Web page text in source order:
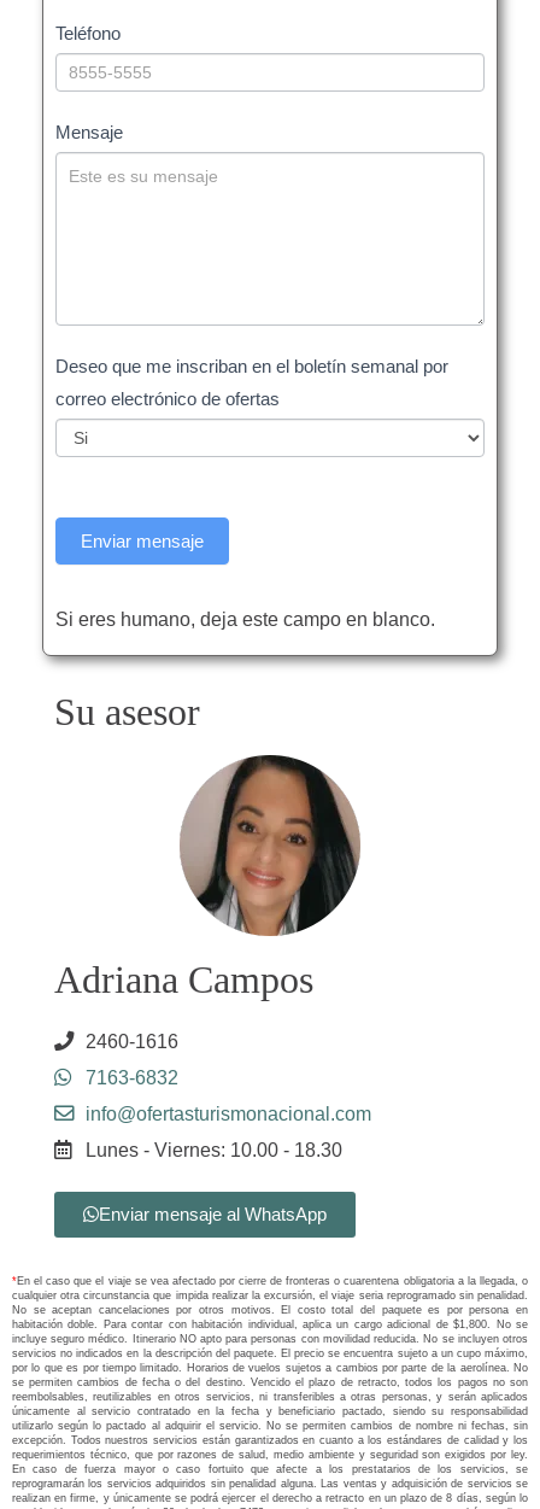
Teléfono
Mensaje
Deseo que me inscriban en el boletín semanal por
correo electrónico de ofertas
Enviar mensaje
Si eres humano, deja este campo en blanco.
Su asesor
Adriana Campos
2460-1616
7163-6832
info@ofertasturismonacional.com
Lunes - Viernes: 10.00 - 18.30
Enviar mensaje al WhatsApp
*En el caso que el viaje se vea afectado por cierre de fronteras o cuarentena obligatoria a la llegada, o
cualquier otra circunstancia que impida realizar la excursión, el viaje seria reprogramado sin penalidad.
No se aceptan cancelaciones por otros motivos. El costo total del paquete es por persona en
habitación doble. Para contar con habitación individual, aplica un cargo adicional de $1,800. No se
incluye seguro médico. Itinerario NO apto para personas con movilidad reducida. No se incluyen otros
servicios no indicados en la descripción del paquete. El precio se encuentra sujeto a un cupo máximo,
por lo que es por tiempo limitado. Horarios de vuelos sujetos a cambios por parte de la aerolínea. No
se permiten cambios de fecha o del destino. Vencido el plazo de retracto, todos los pagos no son
reembolsables, reutilizables en otros servicios, ni transferibles a otras personas, y serán aplicados
únicamente al servicio contratado en la fecha y beneficiario pactado, siendo su responsabilidad
utilizarlo según lo pactado al adquirir el servicio. No se permiten cambios de nombre ni fechas, sin
excepción. Todos nuestros servicios están garantizados en cuanto a los estándares de calidad y los
requerimientos técnico, que por razones de salud, medio ambiente y seguridad son exigidos por ley.
En caso de fuerza mayor o caso fortuito que afecte a los prestatarios de los servicios, se
reprogramarán los servicios adquiridos sin penalidad alguna. Las ventas y adquisición de servicios se
realizan en firme, y únicamente se podrá ejercer el derecho a retracto en un plazo de 8 días, según lo